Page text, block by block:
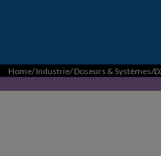
Home/Industrie/Doseurs & Systèmes/